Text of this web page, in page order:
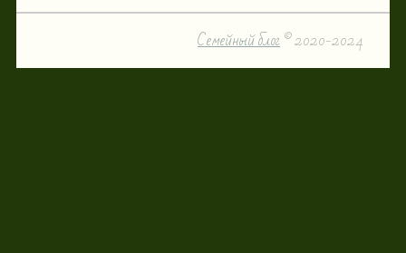
Семейный блог© 2020-2024